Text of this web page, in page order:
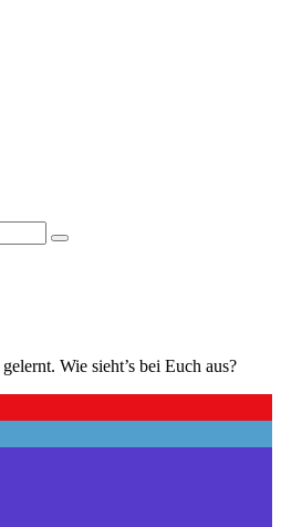
Wie sieht’s bei Euch aus?